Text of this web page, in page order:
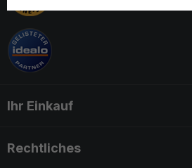
Ihr Einkauf
Rechtliches